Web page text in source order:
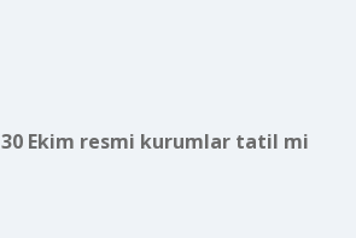
30 Ekim resmi kurumlar tatil mi